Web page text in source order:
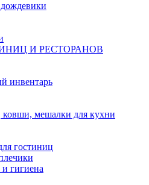
И РЕСТОРАНОВ
инвентарь
ковши, мешалки для кухни
гостиниц
гигиена